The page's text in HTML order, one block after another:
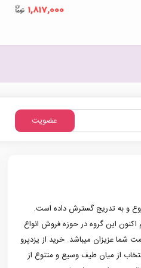
1,817,000
عضویت
مرکزی یزد فعالیت حرفه‌ای خود در حوزه موبایل را از سال 1386 شروع و به تدریج گسترش داده است.
به کار کرد. هم اکنون این گروه در حوزه فروش انواع
شما عزیزان میباشد. خرید از یزدپرو
از میان طیف وسیع و متنوع از